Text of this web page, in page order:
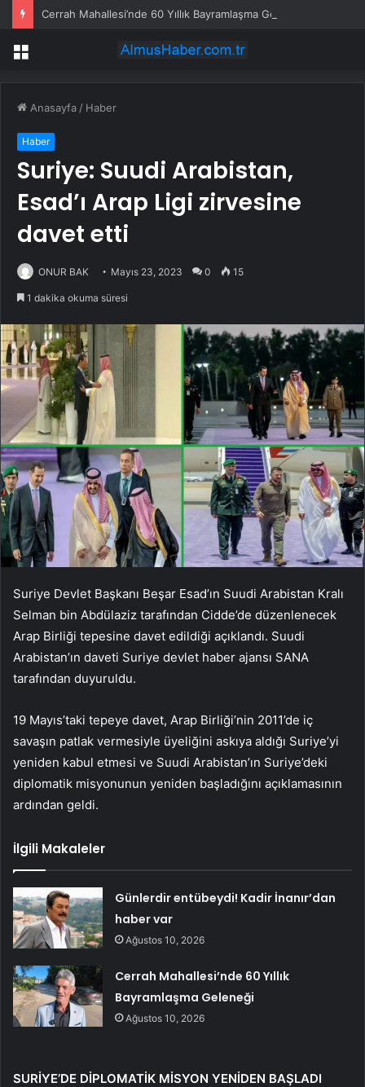
Cerrah Mahallesi’nde 60 Yıllık Bayramlaşma Geleneği
Menü
Anasayfa / Haber
Haber
Suriye: Suudi Arabistan,
Esad’ı Arap Ligi zirvesine
davet etti
ONUR BAK Mayıs 23, 2023 0 15
1 dakika okuma süresi
Suriye Devlet Başkanı Beşar Esad’ın Suudi Arabistan Kralı
Selman bin Abdülaziz tarafından Cidde’de düzenlenecek
Arap Birliği tepesine davet edildiği açıklandı. Suudi
Arabistan’ın daveti Suriye devlet haber ajansı SANA
tarafından duyuruldu.
19 Mayıs’taki tepeye davet, Arap Birliği’nin 2011’de iç
savaşın patlak vermesiyle üyeliğini askıya aldığı Suriye’yi
yeniden kabul etmesi ve Suudi Arabistan’ın Suriye’deki
diplomatik misyonunun yeniden başladığını açıklamasının
ardından geldi.
İlgili Makaleler
Günlerdir entübeydi! Kadir İnanır’dan
haber var
Ağustos 10, 2026
Cerrah Mahallesi’nde 60 Yıllık
Bayramlaşma Geleneği
Ağustos 10, 2026
SURİYE’DE DİPLOMATİK MİSYON YENİDEN BAŞLADI